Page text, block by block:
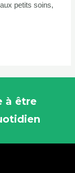
petits soins,
à être